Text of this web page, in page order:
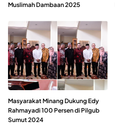
Muslimah Dambaan 2025
Masyarakat Minang Dukung Edy
Rahmayadi 100 Persen di Pilgub
Sumut 2024